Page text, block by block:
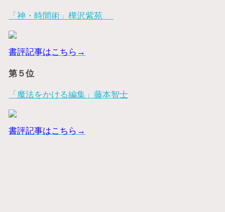
「神・時間術」樺沢紫苑
書評記事はこちら→
第５位
「魔法をかける編集」藤本智士
書評記事はこちら→